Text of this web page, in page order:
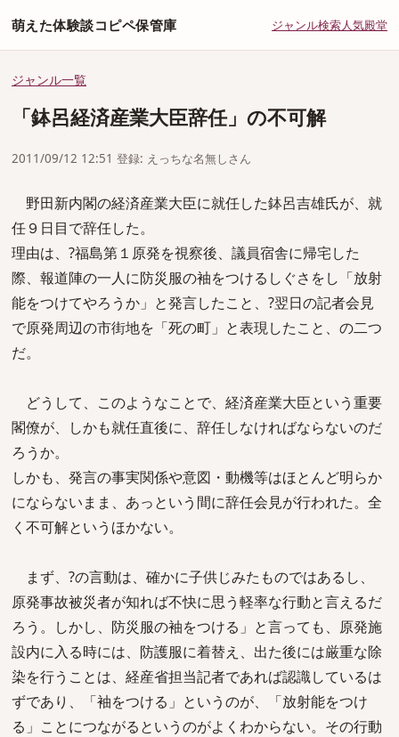
萌えた体験談コピペ保管庫 ジャンル検索人気殿堂
ジャンル一覧
「鉢呂経済産業大臣辞任」の不可解
2011/09/12 12:51 登録: えっちな名無しさん
野田新内閣の経済産業大臣に就任した鉢呂吉雄氏が、就
任９日目で辞任した。
理由は、?福島第１原発を視察後、議員宿舎に帰宅した
際、報道陣の一人に防災服の袖をつけるしぐさをし「放射
能をつけてやろうか」と発言したこと、?翌日の記者会見
で原発周辺の市街地を「死の町」と表現したこと、の二つ
だ。
どうして、このようなことで、経済産業大臣という重要
閣僚が、しかも就任直後に、辞任しなければならないのだ
ろうか。
しかも、発言の事実関係や意図・動機等はほとんど明らか
にならないまま、あっという間に辞任会見が行われた。全
く不可解というほかない。
まず、?の言動は、確かに子供じみたものではあるし、
原発事故被災者が知れば不快に思う軽率な行動と言えるだ
ろう。しかし、防災服の袖をつける」と言っても、原発施
設内に入る時には、防護服に着替え、出た後には厳重な除
染を行うことは、経産省担当記者であれば認識しているは
ずであり、「袖をつける」というのが、「放射能をつけ
る」ことにつながるというのがよくわからない。その行動